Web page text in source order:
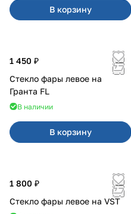
В корзину
1 450 ₽
Стекло фары левое на
Гранта FL
В наличии
В корзину
1 800 ₽
Стекло фары левое на VST